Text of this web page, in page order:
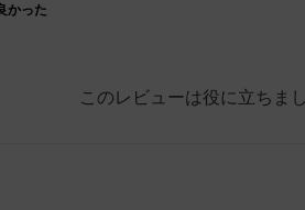
かった
このレビューは役に立ちま